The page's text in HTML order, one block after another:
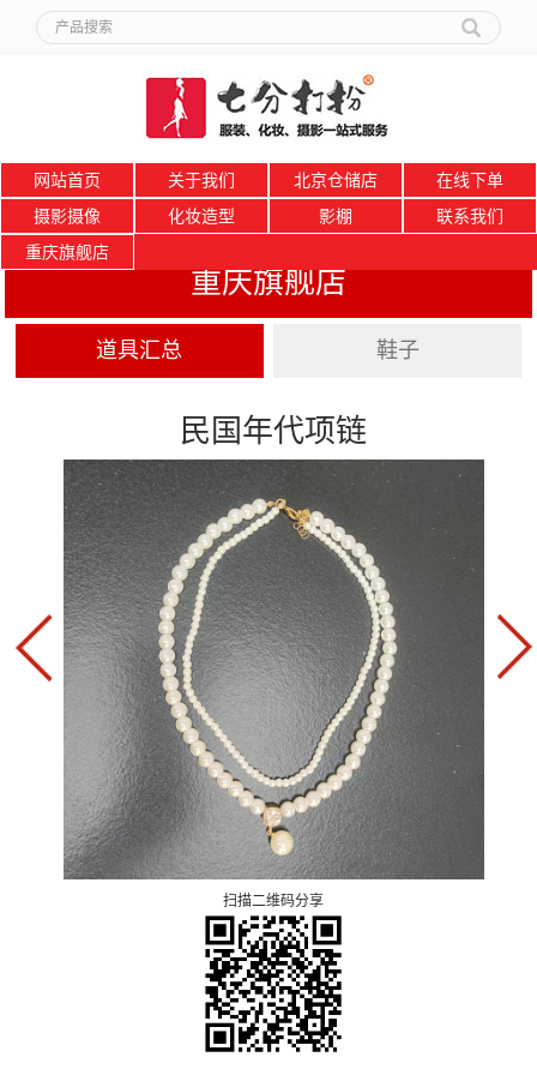
网站首页 关于我们 北京仓储店
在线下单
摄影摄像
化妆造型 影棚
联系我们
重庆旗舰店
重庆旗舰店
道具汇总 鞋子
民国年代项链
扫描二维码分享